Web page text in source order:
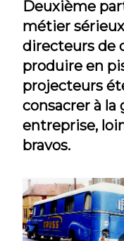
Deuxième
métier
directeurs de
produire en
projecteurs
consacrer à
entreprise,
bravos.